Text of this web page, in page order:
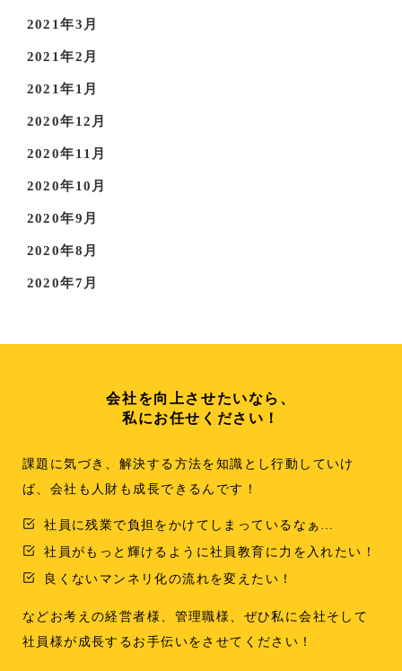
2021年3月
2021年2月
2021年1月
2020年12月
2020年11月
2020年10月
2020年9月
2020年8月
2020年7月
会社を向上させたいなら、
私にお任せください！
課題に気づき、解決する方法を知識とし行動していけ
ば、会社も人財も成長できるんです！
社員に残業で負担をかけてしまっているなぁ…
社員がもっと輝けるように社員教育に力を入れたい！
良くないマンネリ化の流れを変えたい！
などお考えの経営者様、管理職様、ぜひ私に会社そして
社員様が成長するお手伝いをさせてください！